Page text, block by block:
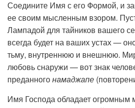
Соедините Имя с его Формой, и
ее своим мысленным взором.
Лампадой для тайников вашего
всегда будет на ваших устах —
тьму, внутреннюю и внешнюю.
любовь снаружи — вот знак
преданногонамаджапе
Имя Господа обладает огромным